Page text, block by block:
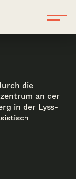
die
an der
in der Lyss-